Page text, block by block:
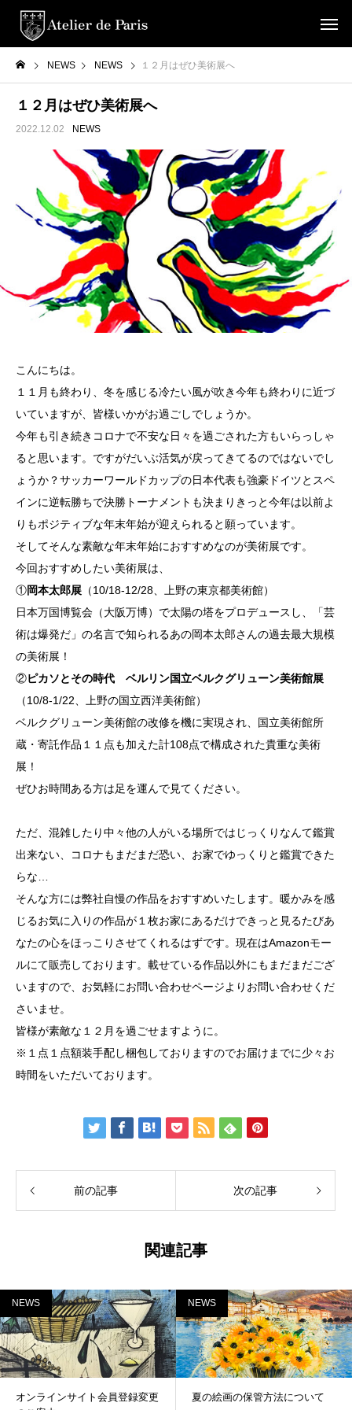
NEWS NEWS １２月はぜひ美術展へ
１２月はぜひ美術展へ
2022.12.02 NEWS
こんにちは。
１１月も終わり、冬を感じる冷たい風が吹き今年も終わりに近づ
いていますが、皆様いかがお過ごしでしょうか。
今年も引き続きコロナで不安な日々を過ごされた方もいらっしゃ
ると思います。ですがだいぶ活気が戻ってきてるのではないでし
ょうか？サッカーワールドカップの日本代表も強豪ドイツとスペ
インに逆転勝ちで決勝トーナメントも決まりきっと今年は以前よ
りもポジティブな年末年始が迎えられると願っています。
そしてそんな素敵な年末年始におすすめなのが美術展です。
今回おすすめしたい美術展は、
①岡本太郎展 （10/18-12/28、上野の東京都美術館）
日本万国博覧会（大阪万博）で太陽の塔をプロデュースし、「芸
術は爆発だ」の名言で知られるあの岡本太郎さんの過去最大規模
の美術展！
②ピカソとその時代 ベルリン国立ベルクグリューン美術館展
（10/8-1/22、上野の国立西洋美術館）
ベルクグリューン美術館の改修を機に実現され、国立美術館所
蔵・寄託作品１１点も加えた計108点で構成された貴重な美術
展！
ぜひお時間ある方は足を運んで見てください。
ただ、混雑したり中々他の人がいる場所ではじっくりなんて鑑賞
出来ない、コロナもまだまだ恐い、お家でゆっくりと鑑賞できた
らな…
そんな方には弊社自慢の作品をおすすめいたします。暖かみを感
じるお気に入りの作品が１枚お家にあるだけできっと見るたびあ
なたの心をほっこりさせてくれるはずです。現在はAmazonモー
ルにて販売しております。載せている作品以外にもまだまだござ
いますので、お気軽にお問い合わせページよりお問い合わせくだ
さいませ。
皆様が素敵な１２月を過ごせますように。
※１点１点額装手配し梱包しておりますのでお届けまでに少々お
時間をいただいております。
前の記事 次の記事
関連記事
NEWS
オンラインサイト会員登録変更
NEWS
夏の絵画の保管方法について